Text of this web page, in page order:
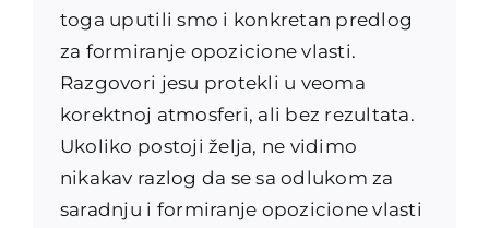
toga uputili smo i konkretan predlog
za formiranje opozicione vlasti.
Razgovori jesu protekli u veoma
korektnoj atmosferi, ali bez rezultata.
Ukoliko postoji želja, ne vidimo
nikakav razlog da se sa odlukom za
saradnju i formiranje opozicione vlasti